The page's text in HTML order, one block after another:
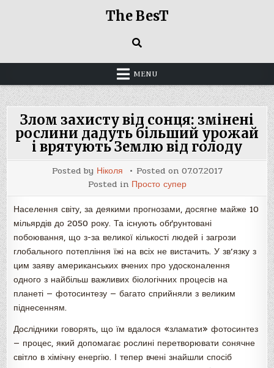
The BesT
MENU
Злом захисту від сонця: змінені
рослини дадуть більший урожай
і врятують Землю від голоду
Posted by Ніколя Posted on 07.07.2017
Posted in Просто супер
Населення світу, за деякими прогнозами, досягне майже 10
мільярдів до 2050 року. Та існують обґрунтовані
побоювання, що з-за великої кількості людей і загрози
глобального потепління їжі на всіх не вистачить. У зв’язку з
цим заяву американських вчених про удосконалення
одного з найбільш важливих біологічних процесів на
планеті — фотосинтезу — багато сприйняли з великим
піднесенням.
Дослідники говорять, що їм вдалося «зламати» фотосинтез
— процес, який допомагає рослині перетворювати сонячне
світло в хімічну енергію. І тепер вчені знайшли спосіб